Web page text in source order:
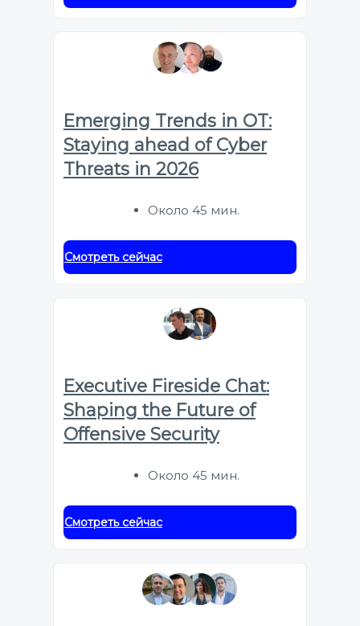
Emerging Trends in OT:
Staying ahead of Cyber
Threats in 2026
Около 45 мин.
Смотреть сейчас
Executive Fireside Chat:
Shaping the Future of
Offensive Security
Около 45 мин.
Смотреть сейчас